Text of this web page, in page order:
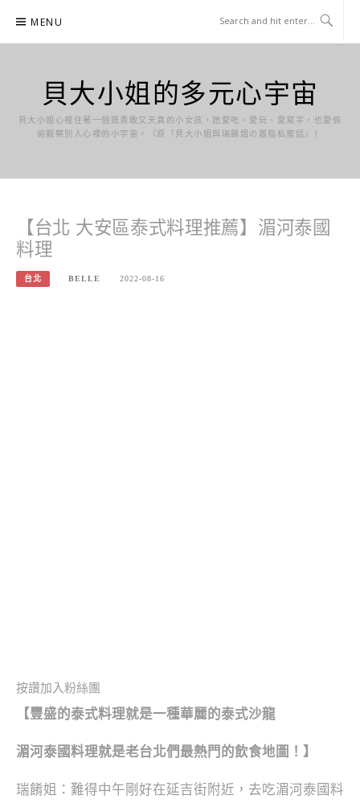
content
MENU
貝大小姐的多元心宇宙
貝大小姐心裡住著一個既勇敢又天真的小女孩，她愛吃、愛玩、愛寫字，也愛偷
偷觀察別人心裡的小宇宙。（原『貝大小姐與瑞餚姐の囂脂私蜜話』）
【台北 大安區泰式料理推薦】湄河泰國
料理
台北 BELLE 2022-08-16
按讚加入粉絲團
【豐盛的泰式料理就是一種華麗的泰式沙龍
湄河泰國料理就是老台北們最熱門的飲食地圖！】
瑞餚姐：難得中午剛好在延吉街附近，去吃湄河泰國料